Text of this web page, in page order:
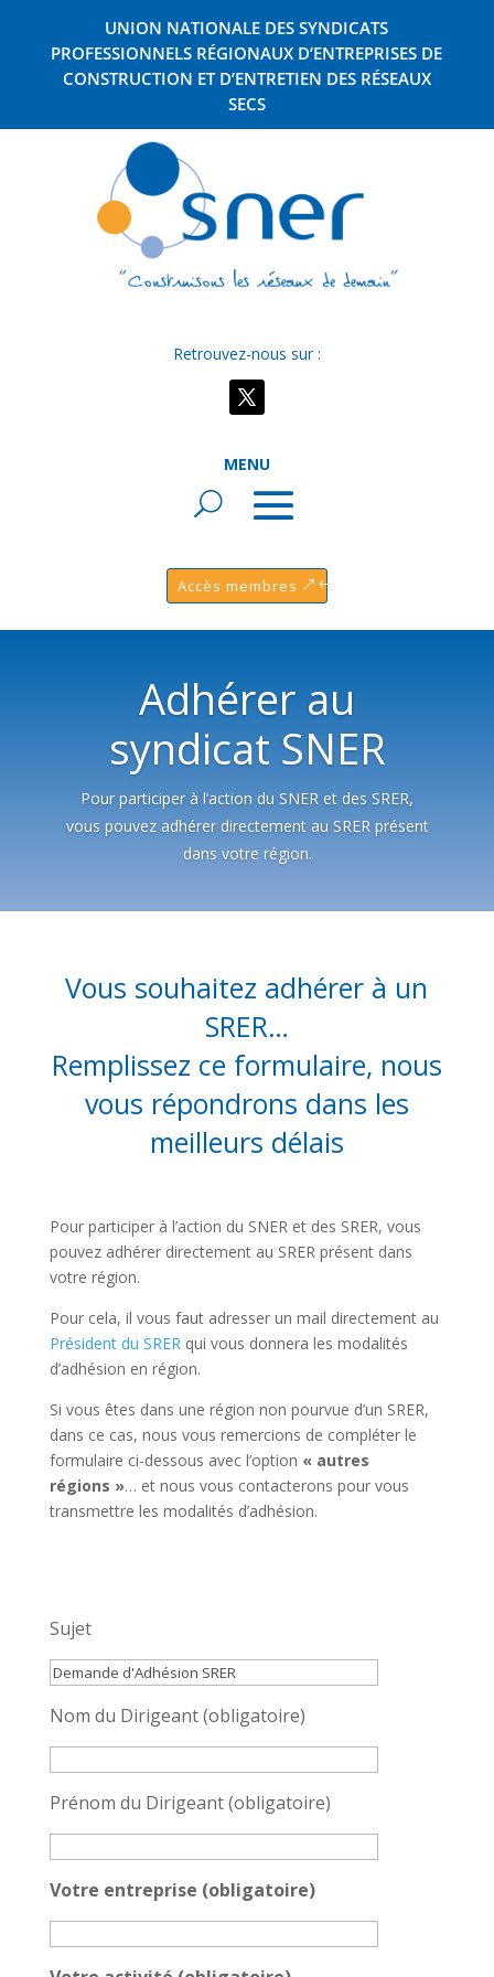
UNION NATIONALE DES SYNDICATS
PROFESSIONNELS RÉGIONAUX D’ENTREPRISES DE
CONSTRUCTION ET D’ENTRETIEN DES RÉSEAUX
SECS
Retrouvez-nous sur :
MENU
Accès membres
Adhérer au
syndicat SNER
Pour participer à l’action du SNER et des SRER,
vous pouvez adhérer directement au SRER présent
dans votre région.
Vous souhaitez adhérer à un
SRER…
Remplissez ce formulaire, nous
vous répondrons dans les
meilleurs délais
Pour participer à l’action du SNER et des SRER, vous
pouvez adhérer directement au SRER présent dans
votre région.
Pour cela, il vous faut adresser un mail directement au
Président du SRER qui vous donnera les modalités
d’adhésion en région.
Si vous êtes dans une région non pourvue d’un SRER,
dans ce cas, nous vous remercions de compléter le
formulaire ci-dessous avec l’option « autres
régions »… et nous vous contacterons pour vous
transmettre les modalités d’adhésion.
Sujet
Nom du Dirigeant (obligatoire)
Prénom du Dirigeant (obligatoire)
Votre entreprise (obligatoire)